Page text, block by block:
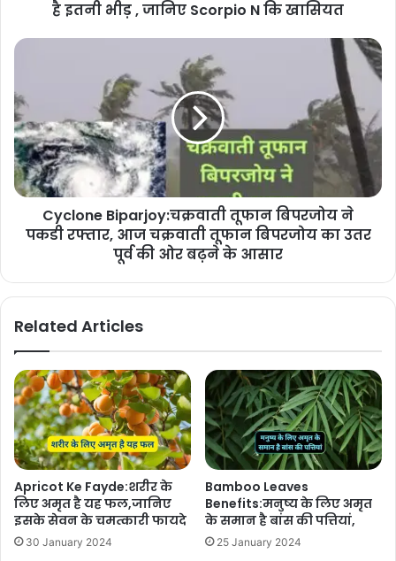
है इतनी भीड़ , जानिए Scorpio N कि खासियत
Cyclone Biparjoy:चक्रवाती तूफान बिपरजोय ने
पकडी रफ्तार, आज चक्रवाती तूफान बिपरजोय का उतर
पूर्व की ओर बढ़ने के आसार
Related Articles
Apricot Ke Fayde:शरीर के
लिए अमृत है यह फल,जानिए
इसके सेवन के चमत्कारी फायदे
30 January 2024
Bamboo Leaves
Benefits:मनुष्य के लिए अमृत
के समान है बांस की पत्तियां,
25 January 2024